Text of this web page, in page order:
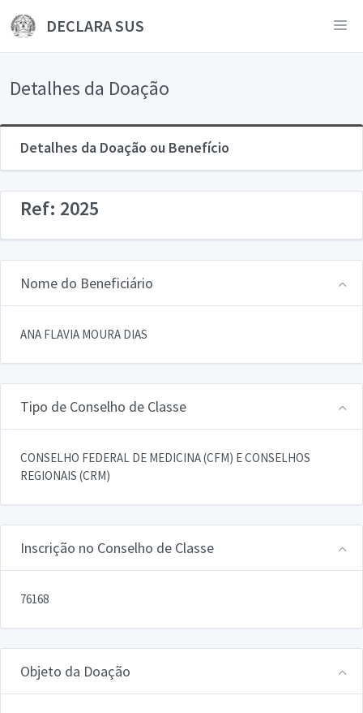
DECLARA SUS
Detalhes da Doação
Detalhes da Doação ou Benefício
Ref: 2025
Nome do Beneficiário
ANA FLAVIA MOURA DIAS
Tipo de Conselho de Classe
CONSELHO FEDERAL DE MEDICINA (CFM) E CONSELHOS
REGIONAIS (CRM)
Inscrição no Conselho de Classe
76168
Objeto da Doação